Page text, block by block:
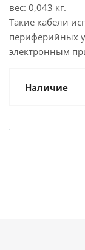
вес: 0,043 кг.
Такие кабели
периферийных
электронным
Наличие